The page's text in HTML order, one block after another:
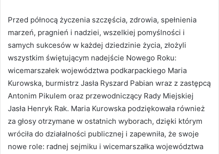
Przed północą życzenia szczęścia, zdrowia, spełnienia
marzeń, pragnień i nadziei, wszelkiej pomyślności i
samych sukcesów w każdej dziedzinie życia, złożyli
wszystkim świętującym nadejście Nowego Roku:
wicemarszałek województwa podkarpackiego Maria
Kurowska, burmistrz Jasła Ryszard Pabian wraz z zastępcą
Antonim Pikulem oraz przewodniczący Rady Miejskiej
Jasła Henryk Rak. Maria Kurowska podziękowała również
za głosy otrzymane w ostatnich wyborach, dzięki którym
wróciła do działalności publicznej i zapewniła, że swoje
nowe role: radnej sejmiku i wicemarszałka województwa